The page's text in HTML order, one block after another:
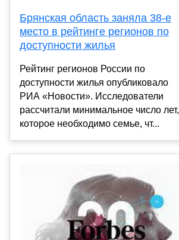
Брянская область заняла 38-е
место в рейтинге регионов по
доступности жилья
Рейтинг регионов России по
доступности жилья опубликовало
РИА «Новости». Исследователи
рассчитали минимальное число лет,
которое необходимо семье, чт...